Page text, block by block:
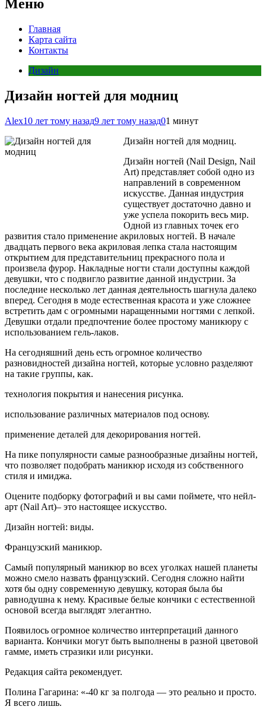
Меню
Главная
Карта сайта
Контакты
Дизайн
Дизайн ногтей для модниц
Alex10 лет тому назад9 лет тому назад01 минут
Дизайн ногтей для модниц.
Дизайн ногтей (Nail Design, Nail
Art) представляет собой одно из
направлений в современном
искусстве. Данная индустрия
существует достаточно давно и
уже успела покорить весь мир.
Одной из главных точек его
развития стало применение акриловых ногтей. В начале
двадцать первого века акриловая лепка стала настоящим
открытием для представительниц прекрасного пола и
произвела фурор. Накладные ногти стали доступны каждой
девушки, что с подвигло развитие данной индустрии. За
последние несколько лет данная деятельность шагнула далеко
вперед. Сегодня в моде естественная красота и уже сложнее
встретить дам с огромными наращенными ногтями с лепкой.
Девушки отдали предпочтение более простому маникюру с
использованием гель-лаков.
На сегодняшний день есть огромное количество
разновидностей дизайна ногтей, которые условно разделяют
на такие группы, как.
технология покрытия и нанесения рисунка.
использование различных материалов под основу.
применение деталей для декорирования ногтей.
На пике популярности самые разнообразные дизайны ногтей,
что позволяет подобрать маникюр исходя из собственного
стиля и имиджа.
Оцените подборку фотографий и вы сами поймете, что нейл-
арт (Nail Art)– это настоящее искусство.
Дизайн ногтей: виды.
Французский маникюр.
Самый популярный маникюр во всех уголках нашей планеты
можно смело назвать французский. Сегодня сложно найти
хотя бы одну современную девушку, которая была бы
равнодушна к нему. Красивые белые кончики с естественной
основой всегда выглядят элегантно.
Появилось огромное количество интерпретаций данного
варианта. Кончики могут быть выполнены в разной цветовой
гамме, иметь стразики или рисунки.
Редакция сайта рекомендует.
Полина Гагарина: «-40 кг за полгода — это реально и просто.
Я всего лишь.